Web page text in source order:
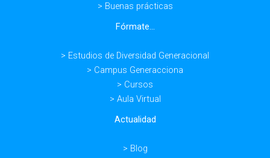
> Buenas prácticas
Fórmate...
> Estudios de Diversidad Generacional
> Campus Generacciona
> Cursos
> Aula Virtual
Actualidad
> Blog